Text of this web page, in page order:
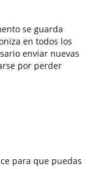
se guarda
en todos los
enviar nuevas
por perder
para que puedas